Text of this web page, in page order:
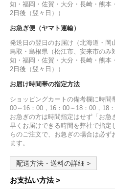
知・福岡・佐賀・大分・長崎・熊本
2日後（翌々日））
お急ぎ便（ヤマト運輸）
発送日の翌日のお届け（北海道・岡
鳥取・島根県（松江市、安来市のみ
知・福岡・佐賀・大分・長崎・熊本
2日後（翌々日））
お届け時間帯の指定方法
ショッピングカートの備考欄に時間
00～16：00，16：00～18：00，18
お急ぎの方は時間指定はせず「お急
早くお届けできる時間を弊社で指定
らのご注文で、お急ぎの場合は必ず
ます。
配送方法・送料の詳細 >
お支払い方法 >